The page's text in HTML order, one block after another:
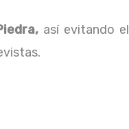
así evitando el